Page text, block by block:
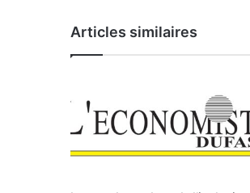
e
u
Articles similaires